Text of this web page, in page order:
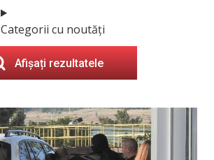
Categorii cu noutăți
Afișați rezultatele